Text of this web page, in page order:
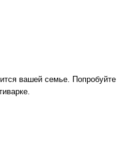
вашей семье. Попробуйте